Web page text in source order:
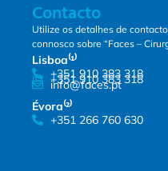
Contacto
Utilize os detalhes de
connosco sobre “Faces –
Lisboa⁽¹⁾
+351 910 383 318
+351 910 383 318
info@faces.pt
Évora⁽²⁾
+351 266 760 630